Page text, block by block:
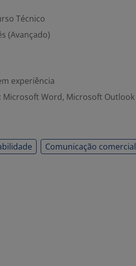
Técnico
(Avançado)
experiência
Microsoft Word, Microsoft Outlook
Comunicação comercial